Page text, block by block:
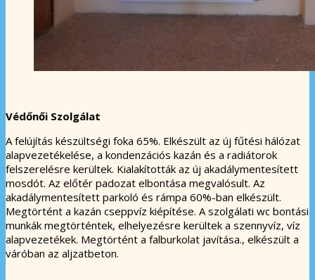
Védőnői Szolgálat
A felújítás készültségi foka 65%. Elkészült az új fűtési hálózat
alapvezetékelése, a kondenzációs kazán és a radiátorok
felszerelésre kerültek. Kialakították az új akadálymentesített
mosdót. Az előtér padozat elbontása megvalósult. Az
akadálymentesített parkoló és rámpa 60%-ban elkészült.
Megtörtént a kazán cseppvíz kiépítése. A szolgálati wc bontási
munkák megtörténtek, elhelyezésre kerültek a szennyvíz, víz
alapvezetékek. Megtörtént a falburkolat javítása., elkészült a
váróban az aljzatbeton.